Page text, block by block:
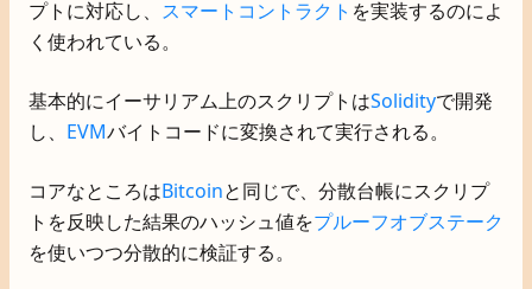
プトに対応し、 スマートコントラクト を実装するのによ
く使われている。
基本的にイーサリアム上のスクリプトはSolidityで開発
し、 EVMバイトコードに変換されて実行される。
コアなところはBitcoinと同じで、分散台帳にスクリプ
トを反映した結果のハッシュ値をプルーフオブステーク
を使いつつ分散的に検証する。